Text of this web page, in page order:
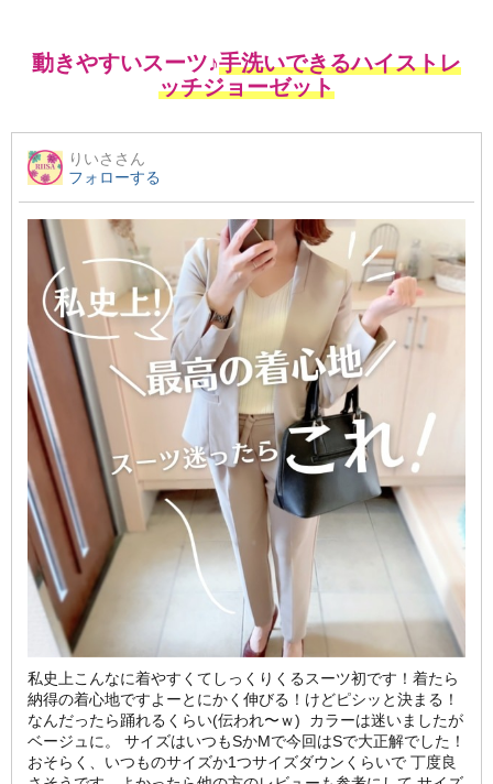
動きやすいスーツ♪手洗いできるハイストレ
ッチジョーゼット
りいさ さん
フォローする
私史上こんなに着やすくてしっくりくるスーツ初です！着たら
納得の着心地ですよーとにかく伸びる！けどピシッと決まる！
なんだったら踊れるくらい(伝われ〜ｗ) ⁡ カラーは迷いましたが
ベージュに。 サイズはいつもSかMで今回はSで大正解でした！
おそらく、いつものサイズか1つサイズダウンくらいで 丁度良